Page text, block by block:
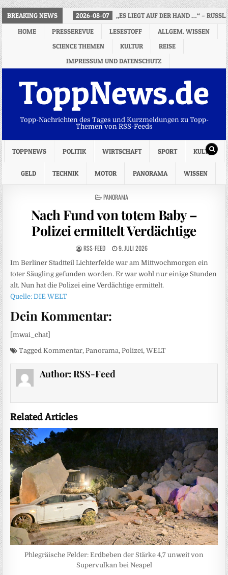
BREAKING NEWS 2026-08-07
„ES LIEGT AUF DER HAND …“ –
HOME
PRESSEREVUE LESESTOFF
ALLGEM. WISSEN
SCIENCE THEMEN
KULTUR
REISE
IMPRESSUM UND DATENSCHUTZ
ToppNews.de
Topp-Nachrichten des Tages und Kurzmeldungen zu Topp-
Themen von RSS-Feeds
TOPPNEWS POLITIK WIRTSCHAFT SPORT KULTUR
GELD TECHNIK MOTOR PANORAMA WISSEN
POSTED
PANORAMA
Nach Fund von totem Baby –
Polizei ermittelt Verdächtige
RSS-FEED 9. JULI 2026
Im Berliner Stadtteil Lichterfelde war am Mittwochmorgen ein
toter Säugling gefunden worden. Er war wohl nur einige Stunden
alt. Nun hat die Polizei eine Verdächtige ermittelt.
Quelle: DIE WELT
Dein Kommentar:
[mwai_chat]
TaggedKommentar, Panorama, Polizei,WELT
Author: RSS-Feed
Related Articles
Phlegräische Felder: Erdbeben der Stärke 4,7 unweit von
Supervulkan bei Neapel